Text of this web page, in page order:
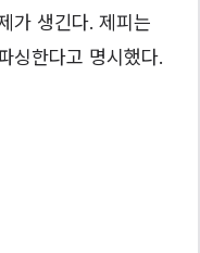
가 생긴다. 제피는
싱한다고 명시했다.